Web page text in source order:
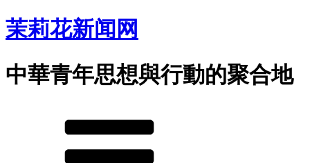
茉莉花新闻网
中華青年思想與行動的聚合地